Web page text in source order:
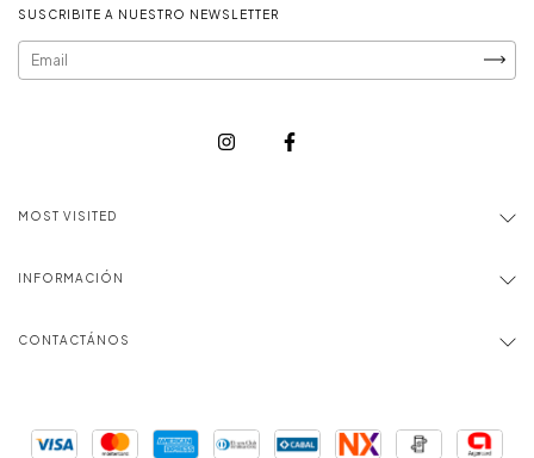
SUSCRIBITE A NUESTRO NEWSLETTER
MOST VISITED
INFORMACIÓN
CONTACTÁNOS